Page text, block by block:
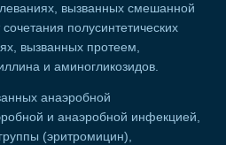
вызванных смешанной
полусинтетических
вызванных протеем,
и аминогликозидов.
анаэробной
и анаэробной инфекцией,
(эритромицин),